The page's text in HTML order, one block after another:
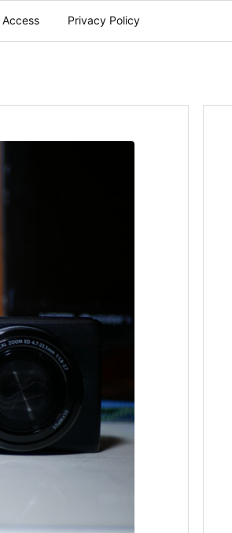
Access Privacy Policy